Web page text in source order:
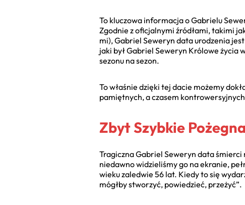
To kluczowa informacja o Gabrielu
Zgodnie z oficjalnymi źródłami, takimi
mi), Gabriel Seweryn data urodzenia
jaki był Gabriel Seweryn Królowe życia
sezonu na sezon.
To właśnie dzięki tej dacie możemy
pamiętnych, a czasem
Zbyt Szybkie
Tragiczna Gabriel Seweryn data śmierci
niedawno widzieliśmy go na ekranie,
wieku zaledwie 56 lat. Kiedy to się
mógłby stworzyć, powiedzieć, przeżyć”.